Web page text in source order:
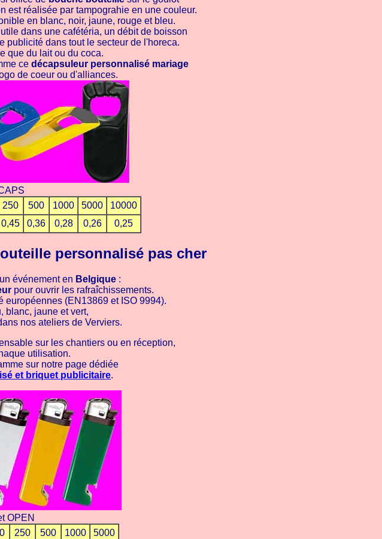
est réalisée par tampograhie en une couleur.
en blanc, noir, jaune, rouge et bleu.
dans une cafétéria, un débit de boisson
publicité dans tout le secteur de l'horeca.
que du lait ou du coca.
ce décapsuleur personnalisé mariage
de coeur ou d'alliances.
250 500 1000 5000
10000
0,45 0,36 0,28 0,26 0,25
personnalisé pas cher
événement en Belgique :
pour ouvrir les rafraîchissements.
européennes (EN13869 et ISO 9994).
blanc, jaune et vert,
nos ateliers de Verviers.
sur les chantiers ou en réception,
utilisation.
sur notre page dédiée
et briquet publicitaire.
OPEN
250 500 1000 5000